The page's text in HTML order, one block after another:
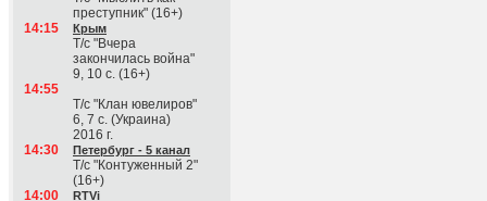
преступник" (16+)
14:15
Крым
Т/с "Вчера
закончилась война"
9, 10 с. (16+)
14:55
Т/с "Клан ювелиров"
6, 7 с. (Украина)
2016 г.
14:30
Петербург - 5 канал
Т/с "Контуженный 2"
(16+)
14:00
RTVi